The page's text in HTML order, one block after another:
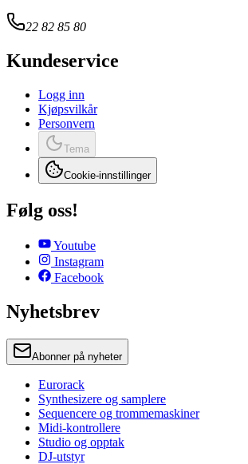
22 82 85 80
Kundeservice
Logg inn
Kjøpsvilkår
Personvern
Tema
Cookie-innstillinger
Følg oss!
Youtube
Instagram
Facebook
Nyhetsbrev
Abonner på nyheter
Eurorack
Synthesizere og samplere
Sequencere og trommemaskiner
Midi-kontrollere
Studio og opptak
DJ-utstyr